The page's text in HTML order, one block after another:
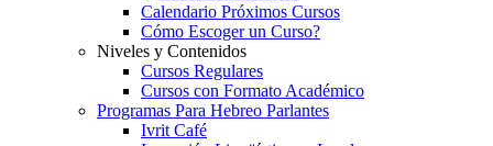
Calendario Próximos Cursos
Cómo Escoger un Curso?
Niveles y Contenidos
Cursos Regulares
Cursos con Formato Académico
Programas Para Hebreo Parlantes
Ivrit Café